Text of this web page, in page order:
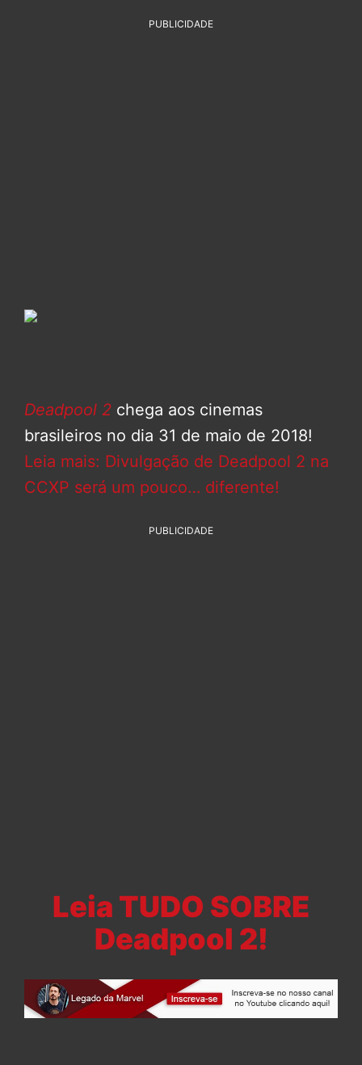
PUBLICIDADE
Deadpool 2 chega aos cinemas
brasileiros no dia 31 de maio de 2018!
Leia mais: Divulgação de Deadpool 2 na
CCXP será um pouco… diferente!
PUBLICIDADE
Leia TUDO SOBRE
Deadpool 2!